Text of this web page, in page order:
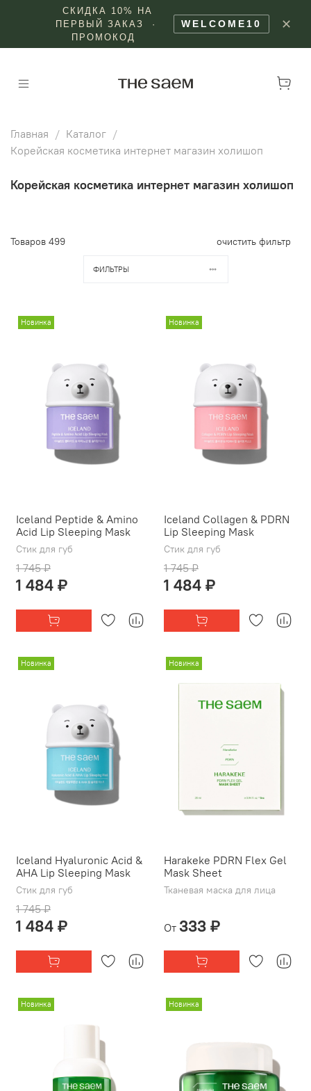
СКИДКА 10% НА
ПЕРВЫЙ ЗАКАЗ ·
ПРОМОКОД
WELCOME10 ✕
Главная
Каталог
Корейская косметика интернет магазин холишоп
Корейская косметика интернет магазин холишоп
Товаров 499 очистить фильтр
ФИЛЬТРЫ
Новинка
Iceland Peptide & Amino
Acid Lip Sleeping Mask
Стик для губ
1 745 ₽
1 484 ₽
Новинка
Iceland Collagen & PDRN
Lip Sleeping Mask
Стик для губ
1 745 ₽
1 484 ₽
Новинка
Iceland Hyaluronic Acid &
AHA Lip Sleeping Mask
Стик для губ
1 745 ₽
1 484 ₽
Новинка
Harakeke PDRN Flex Gel
Mask Sheet
Тканевая маска для лица
От 333 ₽
Новинка Новинка